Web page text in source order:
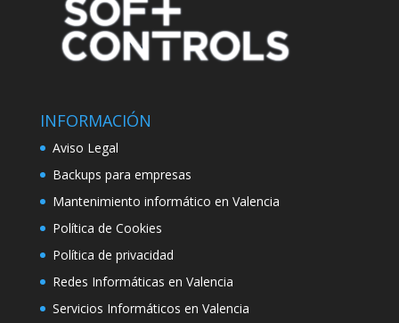
INFORMACIÓN
Aviso Legal
Backups para empresas
Mantenimiento informático en Valencia
Política de Cookies
Política de privacidad
Redes Informáticas en Valencia
Servicios Informáticos en Valencia